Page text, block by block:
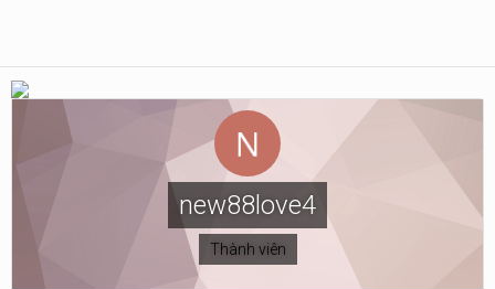
new88love4
Thành viên